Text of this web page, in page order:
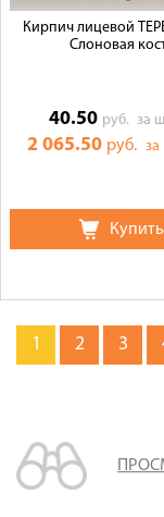
Кирпич лицевой
Слоновая
40.50 руб.за
2 065.50 руб. за
Купить
1 2 3